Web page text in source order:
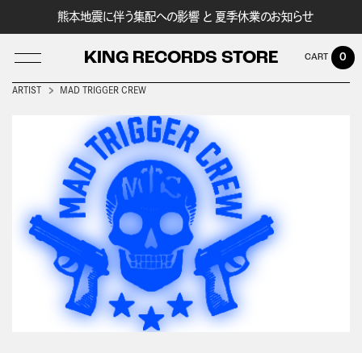
熊本地震に伴う集配への影響 と 夏季休業のお知らせ
KING RECORDS STORE
LOG IN
0
ARTIST MAD TRIGGER CREW